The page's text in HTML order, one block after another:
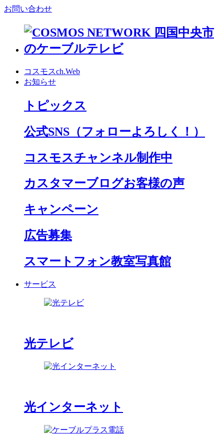
お問い合わせ
コスモスch.Web
お知らせ
トピックス
公式SNS （フォローよろしく！）
コスモスチャンネル制作中
カスタマーブログお客様の声
キャンペーン
広告募集
スマートフォン教室写真館
サービス
光テレビ
光インターネット